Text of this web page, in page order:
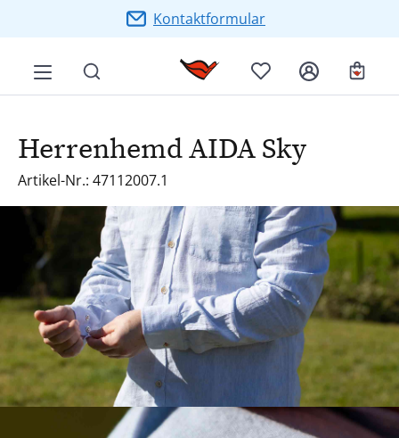
Zum Hauptinhalt springenKontaktformular
Herrenhemd AIDA Sky
Artikel-Nr.: 47112007.1
Bildergalerie überspringen